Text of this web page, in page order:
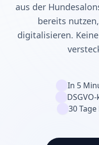
aus der
bereits
digitalisieren.
In 5
30